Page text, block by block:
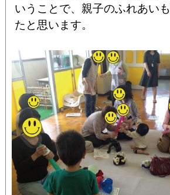
いうことで、親子のふれあい
たと思います。